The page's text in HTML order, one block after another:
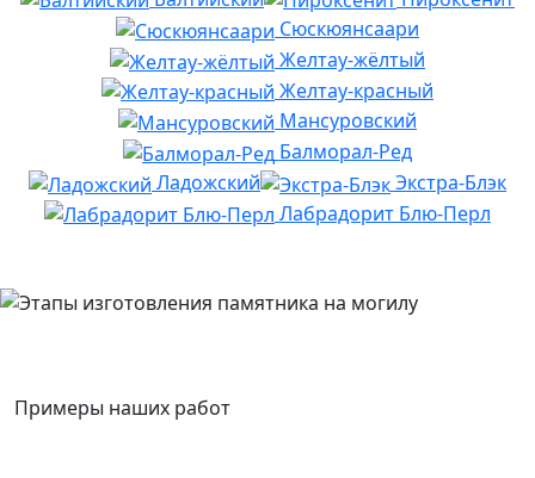
Сюскюянсаари
Желтау-жёлтый
Желтау-красный
Мансуровский
Балморал-Ред
Ладожский
Экстра-Блэк
Лабрадорит Блю-Перл
Примеры наших работ